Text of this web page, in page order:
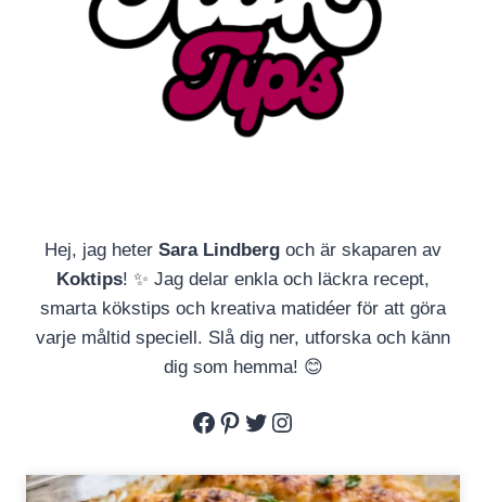
Hej, jag heter Sara Lindberg och är skaparen av
Koktips! ✨ Jag delar enkla och läckra recept,
smarta kökstips och kreativa matidéer för att göra
varje måltid speciell. Slå dig ner, utforska och känn
dig som hemma! 😊
Facebook
Pinterest
Twitter
Instagram